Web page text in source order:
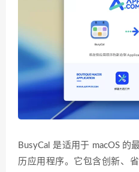
BusyCal 是适用于 macOS 的
历应用程序。它包含创新、